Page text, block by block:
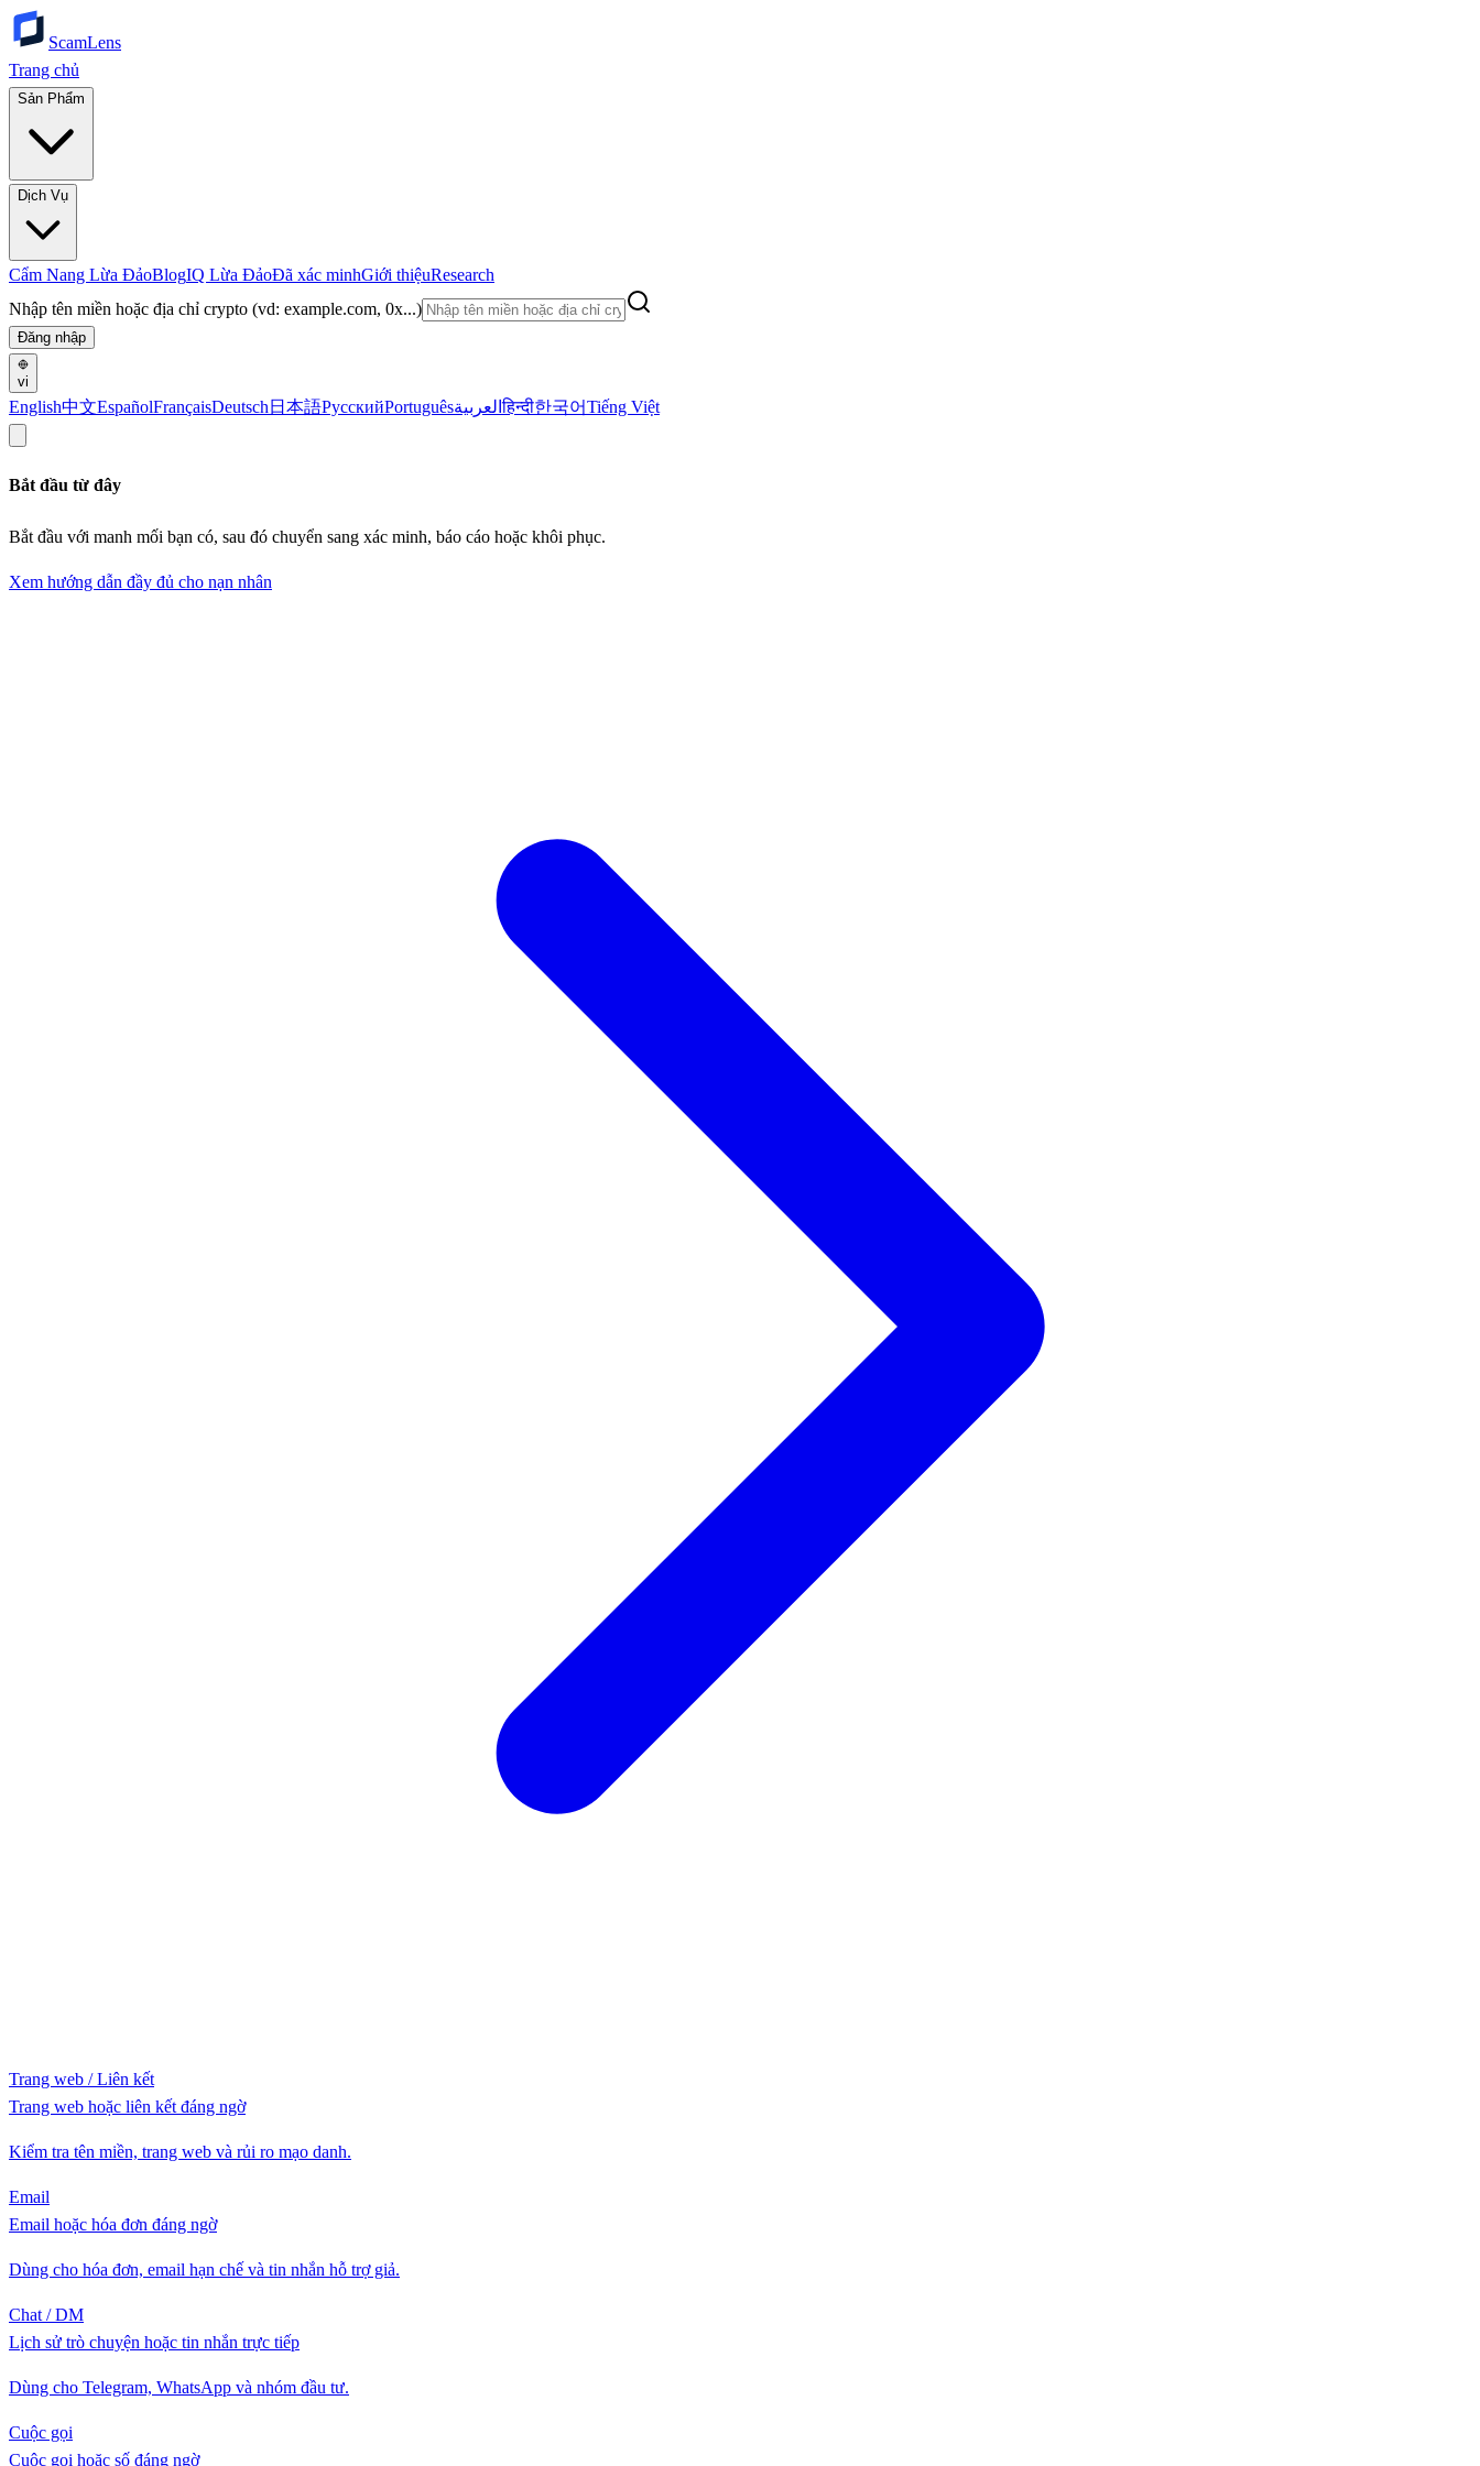
ScamLens
Trang chủ
Sản Phẩm
Dịch Vụ
Cẩm Nang Lừa ĐảoBlogIQ Lừa ĐảoĐã xác minhGiới thiệuResearch
Nhập tên miền hoặc địa chỉ crypto (vd: example.com, 0x...)
Đăng nhập
vi
English中文EspañolFrançaisDeutsch 日本語РусскийPortuguêsالعربيةहिन्दी한국어Tiếng Việt
Bắt đầu từ đây
Bắt đầu với manh mối bạn có, sau đó chuyển sang xác minh, báo cáo hoặc khôi phục.
Xem hướng dẫn đầy đủ cho nạn nhân
Trang web / Liên kết
Trang web hoặc liên kết đáng ngờ
Kiểm tra tên miền, trang web và rủi ro mạo danh.
Email
Email hoặc hóa đơn đáng ngờ
Dùng cho hóa đơn, email hạn chế và tin nhắn hỗ trợ giả.
Chat / DM
Lịch sử trò chuyện hoặc tin nhắn trực tiếp
Dùng cho Telegram, WhatsApp và nhóm đầu tư.
Cuộc gọi
Cuộc gọi hoặc số đáng ngờ